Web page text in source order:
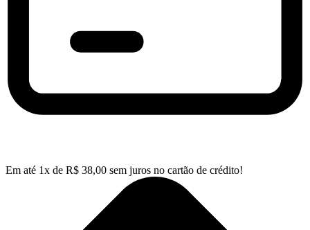
Em até 1x de R$ 38,00 sem juros no cartão de crédito!